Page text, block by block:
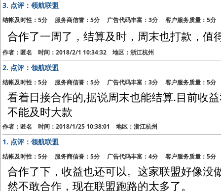
3. 点评：领航联盟
结帐及时性：5分 服务商信誉：5分 广告代码丰富：3分 客户服务质量：5分
合作了一周了，结算及时，周末也打款，值
作者：匿名 时间：2018/2/1 10:34:32 地区：浙江杭州
2. 点评：领航联盟
结帐及时性：5分 服务商信誉：5分 广告代码丰富：3分 客户服务质量：5分
看着日接合作的,据说周末也能结算.目前收
不能及时大款
作者：匿名 时间：2018/1/25 10:38:01 地区：浙江杭州
1. 点评：领航联盟
结帐及时性：5分 服务商信誉：5分 广告代码丰富：4分 客户服务质量：5分
合作了下，收益也还可以。这家联盟好像没
然不敢合作，现在联盟跑路的太多了。